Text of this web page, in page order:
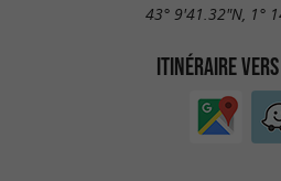
43° 9'41.32"N, 1°
ITINÉRAIRE